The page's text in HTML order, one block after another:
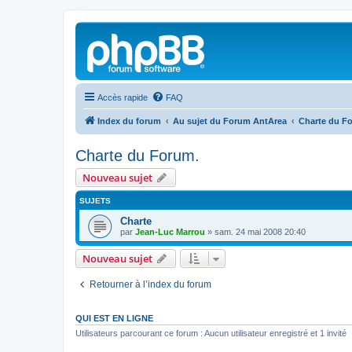
Accès rapide FAQ
Index du forum Au sujet du Forum AntArea Charte du
Charte du Forum.
Nouveau sujet
SUJETS
Charte
par Jean-Luc Marrou » sam. 24 mai 2008 20:40
Nouveau sujet
Retourner à l’index du forum
QUI EST EN LIGNE
Utilisateurs parcourant ce forum : Aucun utilisateur enregistré et 1 invité